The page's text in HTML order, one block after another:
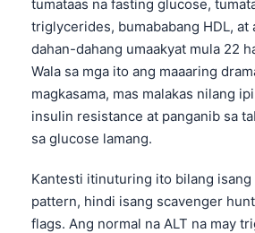
tumataas na fasting glucose,
triglycerides, bumababang HDL, at
dahan-dahang umaakyat mula 22
Wala sa mga ito ang maaaring
magkasama, mas malakas nilang
insulin resistance at panganib sa
sa glucose lamang.
Kantesti itinuturing ito bilang isang
pattern, hindi isang scavenger
flags. Ang normal na ALT na may